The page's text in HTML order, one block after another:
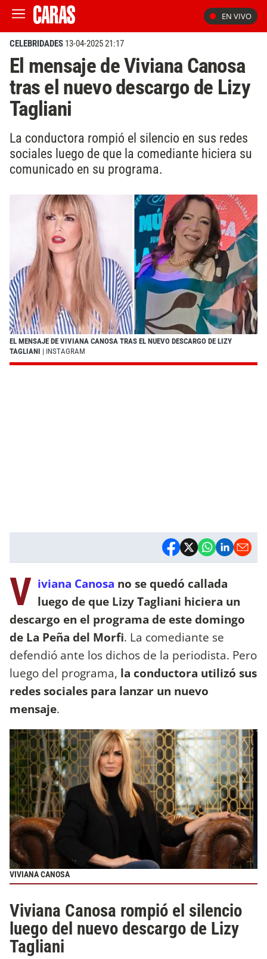
EN VIVO
CELEBRIDADES 13-04-2025 21:17
El mensaje de Viviana Canosa
tras el nuevo descargo de Lizy
Tagliani
La conductora rompió el silencio en sus redes
sociales luego de que la comediante hiciera su
comunicado en su programa.
EL MENSAJE DE VIVIANA CANOSA TRAS EL NUEVO DESCARGO DE LIZY
TAGLIANI | INSTAGRAM
V iviana Canosa no se quedó callada
luego de que Lizy Tagliani hiciera un
descargo en el programa de este domingo
de La Peña del Morfi. La comediante se
defendió ante los dichos de la periodista. Pero
luego del programa, la conductora utilizó sus
redes sociales para lanzar un nuevo
mensaje.
VIVIANA CANOSA
Viviana Canosa rompió el silencio
luego del nuevo descargo de Lizy
Tagliani